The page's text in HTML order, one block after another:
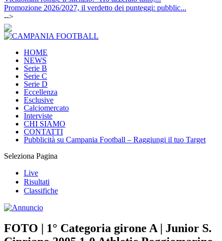
Promozione 2026/2027, il verdetto dei punteggi: pubblic...
-->
HOME
NEWS
Serie B
Serie C
Serie D
Eccellenza
Esclusive
Calciomercato
Interviste
CHI SIAMO
CONTATTI
Pubblicità su Campania Football – Raggiungi il tuo Target
Seleziona Pagina
Live
Risultati
Classifiche
FOTO | 1° Categoria girone A | Junior S.